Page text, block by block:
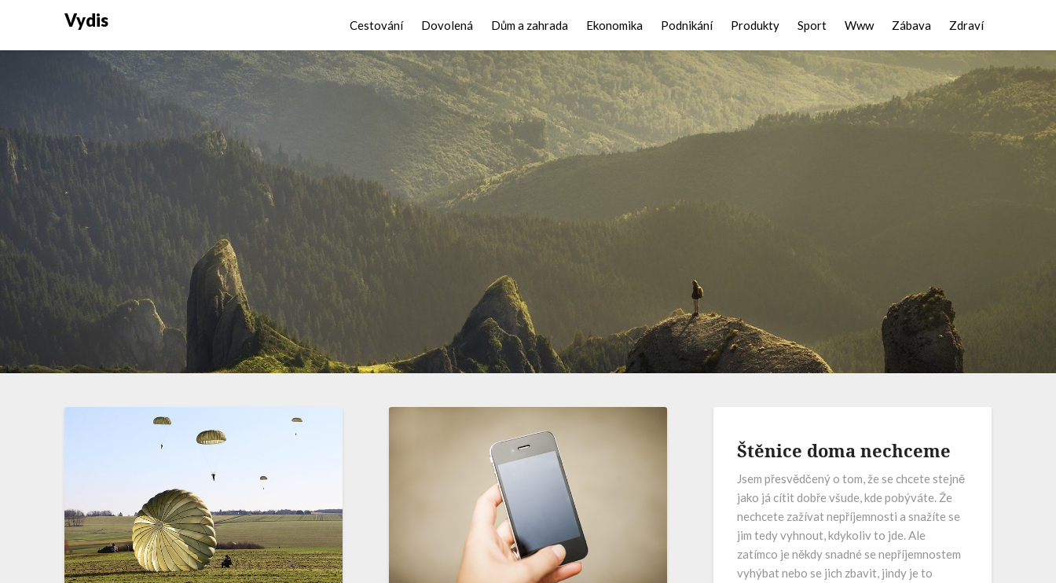
Vydis Cestování Dovolená Dům a zahrada Ekonomika Podnikání Produkty Sport Www Zábava Zdraví
Štěnice doma nechceme
Jsem přesvědčený o tom, že se chcete stejně
jako já cítit dobře všude, kde pobýváte. Že
nechcete zažívat nepříjemnosti a snažíte se
jim tedy vyhnout, kdykoliv to jde. Ale
zatímco je někdy snadné se nepříjemnostem
vyhýbat nebo se jich zbavit, jindy je to